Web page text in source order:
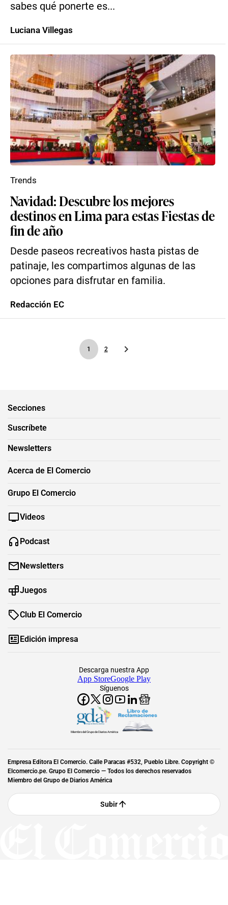
sabes qué ponerte es...
Luciana Villegas
Navidad: Descubre los mejores
destinos en Lima para estas Fiestas de
fin de año
Desde paseos recreativos hasta pistas de
patinaje, les compartimos algunas de las
opciones para disfrutar en familia.
Trends
Redacción EC
1 2
Secciones
Suscríbete
Newsletters
Acerca de El Comercio
Grupo El Comercio
Videos
Podcast
Newsletters
Juegos
Club El Comercio
Edición impresa
Síguenos
Descarga nuestra App
App StoreGoogle Play
Miembro del Grupo de Diarios América
Empresa Editora El Comercio. Calle Paracas #532, Pueblo Libre. Copyright ©
Elcomercio.pe. Grupo El Comercio — Todos los derechos reservados
Miembro del Grupo de Diarios América
Subir